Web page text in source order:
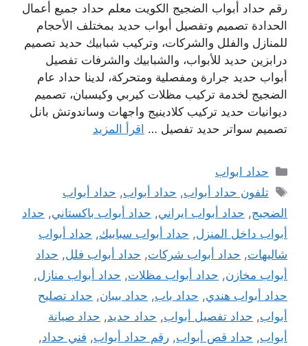
رقم حداد أبواب الضجيج الكويت معلم حداد جميع أعمال
الحدادة تصميم وتفصيل أبواب حديد بمختلف الأحجام
للمنازل والفلل والشركات، وتركيب شبابيك حديد تصميم
درابزين حديد للأبواب، والشبابيك والشرفات تفصيل
أبواب حديد جرارة ومفصلية ومتحركة، لدينا حداد عام
الضجيج لخدمة تركيب مظلات كيربي وكيسبان، تصميم
ديوانيات حديد تركيب كلادينيج واجهات وساندوتش بانل
تصميم سواتر حديد تفصيل … اقرأ المزيد
التصنيفات
حداد ابواب
الوسوم
تلفون حداد أبواب, حداد أبواب, حداد أبواب
الضجيج, حداد أبواب ايراني, حداد أبواب باكستاني, حداد
أبواب داخل المنزل, حداد أبواب سبابيك, حداد أبواب
شاليهات, حداد أبواب شركات, حداد أبواب فلل, حداد
أبواب مخازن, حداد أبواب مظلات, حداد أبواب منازل,
حداد أبواب هندي, حداد باب, حداد بيبان, حداد تصليح
أبواب, حداد تفصيل أبواب, حداد حديد, حداد صيانة
أبواب, حداد قص أبواب, رقم حداد أبواب, فني حداد,